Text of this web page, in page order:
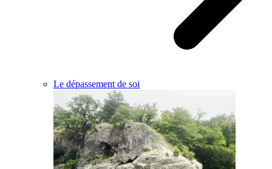
Le dépassement de soi